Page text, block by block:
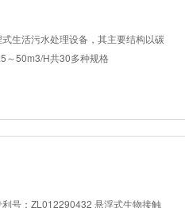
生活污水处理设备，其主要结构以碳
～50m3/H共30多种规格
号：ZL012290432 悬浮式生物接触